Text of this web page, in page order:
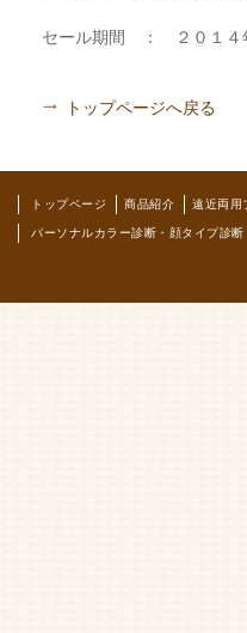
セール期間 ： ２０１４
トップページへ戻る
トップページ 商品紹介 遠近両用
パーソナルカラー診断・顔タイプ診断